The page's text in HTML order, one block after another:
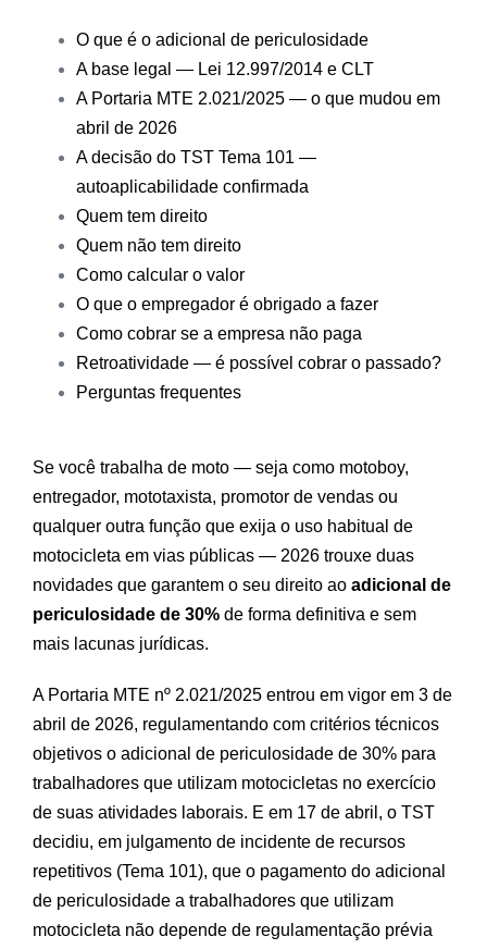
O que é o adicional de periculosidade
A base legal — Lei 12.997/2014 e CLT
A Portaria MTE 2.021/2025 — o que mudou em
abril de 2026
A decisão do TST Tema 101 —
autoaplicabilidade confirmada
Quem tem direito
Quem não tem direito
Como calcular o valor
O que o empregador é obrigado a fazer
Como cobrar se a empresa não paga
Retroatividade — é possível cobrar o passado?
Perguntas frequentes
Se você trabalha de moto — seja como motoboy,
entregador, mototaxista, promotor de vendas ou
qualquer outra função que exija o uso habitual de
motocicleta em vias públicas — 2026 trouxe duas
novidades que garantem o seu direito ao adicional de
periculosidade de 30% de forma definitiva e sem
mais lacunas jurídicas.
A Portaria MTE nº 2.021/2025 entrou em vigor em 3 de
abril de 2026, regulamentando com critérios técnicos
objetivos o adicional de periculosidade de 30% para
trabalhadores que utilizam motocicletas no exercício
de suas atividades laborais. E em 17 de abril, o TST
decidiu, em julgamento de incidente de recursos
repetitivos (Tema 101), que o pagamento do adicional
de periculosidade a trabalhadores que utilizam
motocicleta não depende de regulamentação prévia